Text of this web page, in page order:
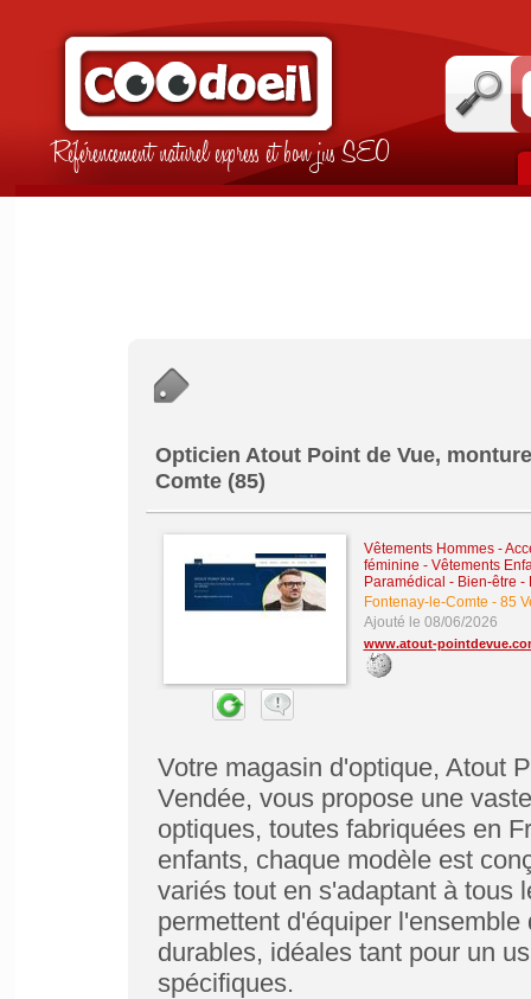
Référencement naturel express et bon jus SEO
Opticien Atout Point de Vue,
Comte (85)
Vêtements Hommes -
féminine - Vêtements
Paramédical - Bien-être -
Fontenay-le-Comte - 85
Ajouté le 08/06/2026
www.atout-
Votre magasin d'optique, Atout
Vendée, vous propose une
optiques, toutes fabriquées en
enfants, chaque modèle est
variés tout en s'adaptant à tous
permettent d'équiper
durables, idéales tant pour un
spécifiques.